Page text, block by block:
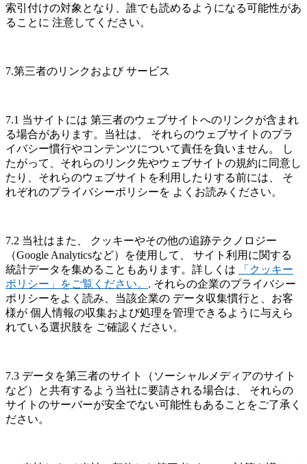
索引付けの対象となり、誰でも読めるようになる可能性があ
ることに 注意してください。
7.第三者のリンクおよび サービス
7.1 当サイトには 第三者のウェブサイトへのリンクが含まれ
る場合があります。当社は、 それらのウェブサイトのプラ
イバシー慣行やコンテンツについて責任を負いません。 し
たがって、それらのリンク先やウェブサイトの規約に同意し
たり、それらのウェブサイトを利用したりする前には、 そ
れぞれのプライバシーポリシーを よくお読みください。
7.2 当社はまた、 クッキーやその他の追跡テクノロジー
（Google Analyticsなど）を使用して、 サイト利用に関する
統計データを集めることもあります。詳しくは
「クッキー
ポリシー」をご覧ください。 . それらの企業のプライバシー
ポリシーをよく読み、当該企業の データ収集慣行と、お客
様が 個人情報の収集および処理を管理できるように与えら
れている選択肢を ご確認ください。
7.3 データを第三者のサイト（ソーシャルメディアのサイト
など）と共有するよう当社に要請される場合は、 それらの
サイトのサーバーが安全でない可能性もあることをご了承く
ださい。